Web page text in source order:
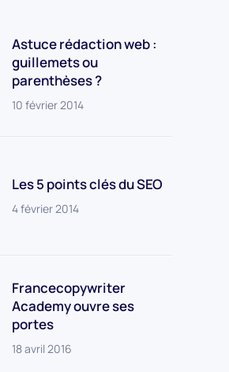
Astuce rédaction web :
guillemets ou
parenthèses ?
10 février 2014
Les 5 points clés du SEO
4 février 2014
Francecopywriter
Academy ouvre ses
portes
18 avril 2016